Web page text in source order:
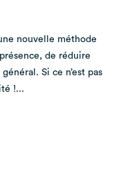
nouvelle méthode
de réduire
Si ce n’est pas
!...